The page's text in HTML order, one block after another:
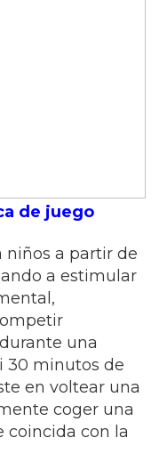
de juego
niños a partir de
a estimular
una
30 minutos de
en voltear una
coger una
coincida con la